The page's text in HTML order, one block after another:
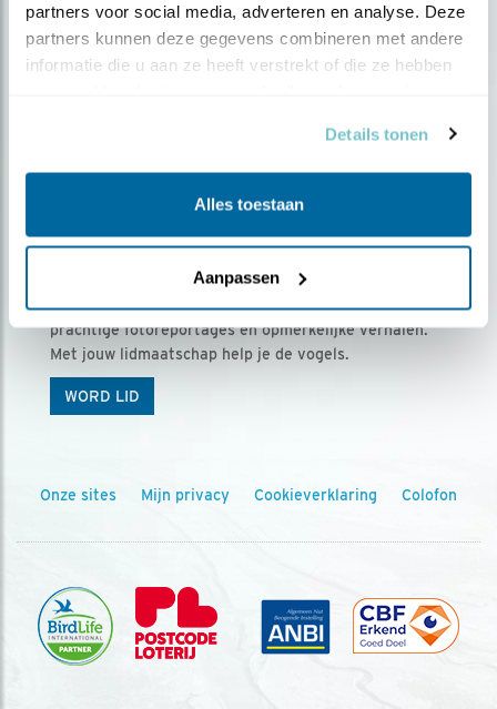
partners voor social media, adverteren en analyse. Deze
partners kunnen deze gegevens combineren met andere
informatie die u aan ze heeft verstrekt of die ze hebben
Details tonen
Alles toestaan
Aanpassen
Ontvang 5 x Vogels voor € 36,00 per jaar
Vogels is het tijdschrift voor onze leden, met
prachtige fotoreportages en opmerkelijke verhalen.
Met jouw lidmaatschap help je de vogels.
WORD LID
Onze sites Mijn privacy Cookieverklaring Colofon